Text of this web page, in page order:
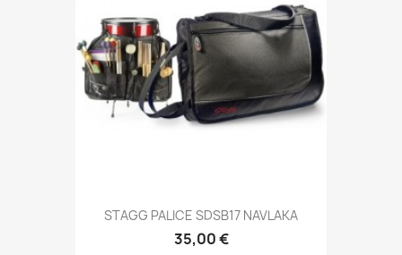
STAGG PALICE SDSB17 NAVLAKA
35,00 €